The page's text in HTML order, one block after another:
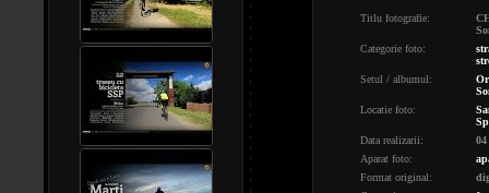
Titlu fotografie:
Categorie foto:
Setul / albumul:
Locatie foto:
Data realizarii:
04
Aparat foto:
Format original: